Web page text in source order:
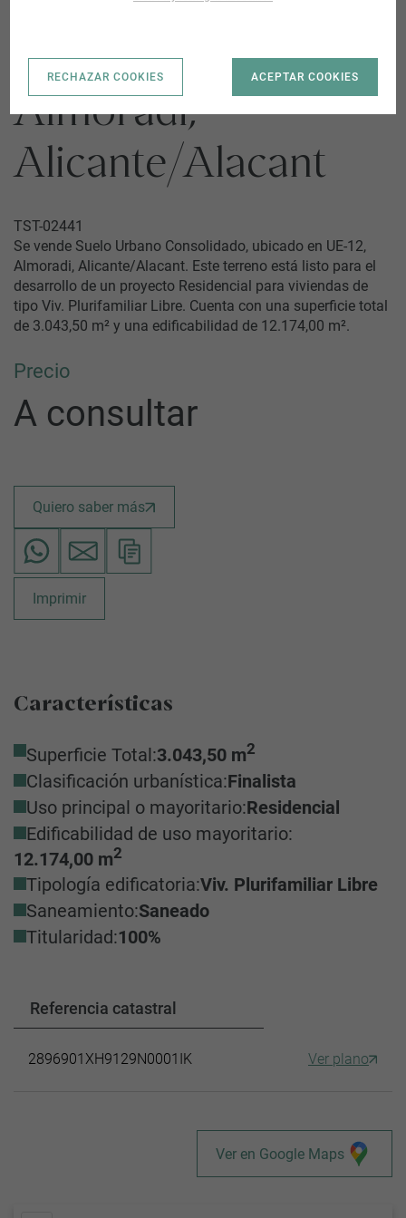
UE-12 |
Almoradi,
Alicante/Alacant
TST-02441
Se vende Suelo Urbano Consolidado, ubicado en UE-12,
Almoradi, Alicante/Alacant. Este terreno está listo para el
desarrollo de un proyecto Residencial para viviendas de
tipo Viv. Plurifamiliar Libre. Cuenta con una superficie total
de 3.043,50 m² y una edificabilidad de 12.174,00 m².
Precio
A consultar
Quiero saber más
Imprimir
Características
Superficie Total:3.043,50 m2
Clasificación urbanística:Finalista
Uso principal o mayoritario:Residencial
Edificabilidad de uso mayoritario:
12.174,00 m2
Tipología edificatoria:Viv. Plurifamiliar Libre
Saneamiento:Saneado
Titularidad:100%
Referencia catastral
2896901XH9129N0001IK Ver plano
Ver en Google Maps
RECHAZAR COOKIES ACEPTAR COOKIES